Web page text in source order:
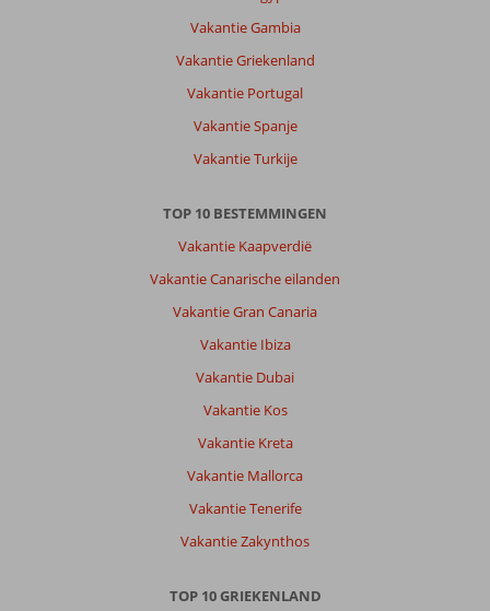
Vakantie Gambia
Vakantie Griekenland
Vakantie Portugal
Vakantie Spanje
Vakantie Turkije
TOP 10 BESTEMMINGEN
Vakantie Kaapverdië
Vakantie Canarische eilanden
Vakantie Gran Canaria
Vakantie Ibiza
Vakantie Dubai
Vakantie Kos
Vakantie Kreta
Vakantie Mallorca
Vakantie Tenerife
Vakantie Zakynthos
TOP 10 GRIEKENLAND